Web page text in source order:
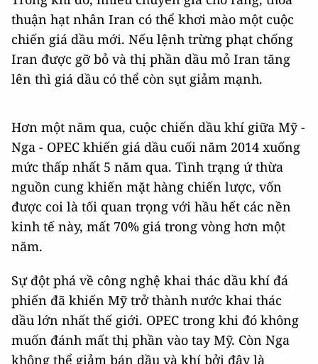
thuận hạt nhân Iran có thể khơi mào một cuộc
chiến giá dầu mới. Nếu lệnh trừng phạt chống
Iran được gỡ bỏ và thị phần dầu mỏ Iran tăng
lên thì giá dầu có thể còn sụt giảm mạnh.
Hơn một năm qua, cuộc chiến dầu khí giữa Mỹ -
Nga - OPEC khiến giá dầu cuối năm 2014 xuống
mức thấp nhất 5 năm qua. Tình trạng ứ thừa
nguồn cung khiến mặt hàng chiến lược, vốn
được coi là tối quan trọng với hầu hết các nền
kinh tế này, mất 70% giá trong vòng hơn một
năm.
Sự đột phá về công nghệ khai thác dầu khí đá
phiến đã khiến Mỹ trở thành nước khai thác
dầu lớn nhất thế giới. OPEC trong khi đó không
muốn đánh mất thị phần vào tay Mỹ. Còn Nga
không thể giảm bán dầu và khí bởi đây là